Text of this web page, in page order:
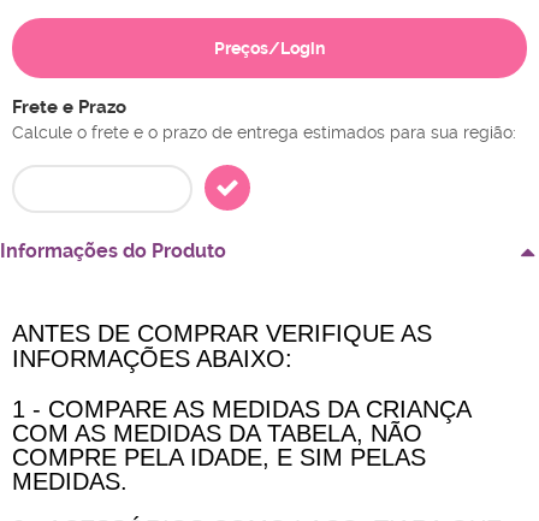
Preços/Login
Frete e Prazo
Calcule o frete e o prazo de entrega estimados para sua região:
Informações do Produto
ANTES DE COMPRAR VERIFIQUE AS
INFORMAÇÕES ABAIXO:
1 - COMPARE AS MEDIDAS DA CRIANÇA
COM AS MEDIDAS DA TABELA, NÃO
COMPRE PELA IDADE, E SIM PELAS
MEDIDAS.